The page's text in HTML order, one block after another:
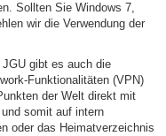
Sollten Sie Windows 7,
wir die Verwendung der
gibt es auch die
Funktionalitäten (VPN)
der Welt direkt mit
somit auf intern
oder das Heimatverzeichnis